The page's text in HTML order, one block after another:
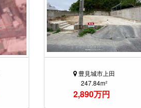
豊見城市上田
247.84m²
2,890万円